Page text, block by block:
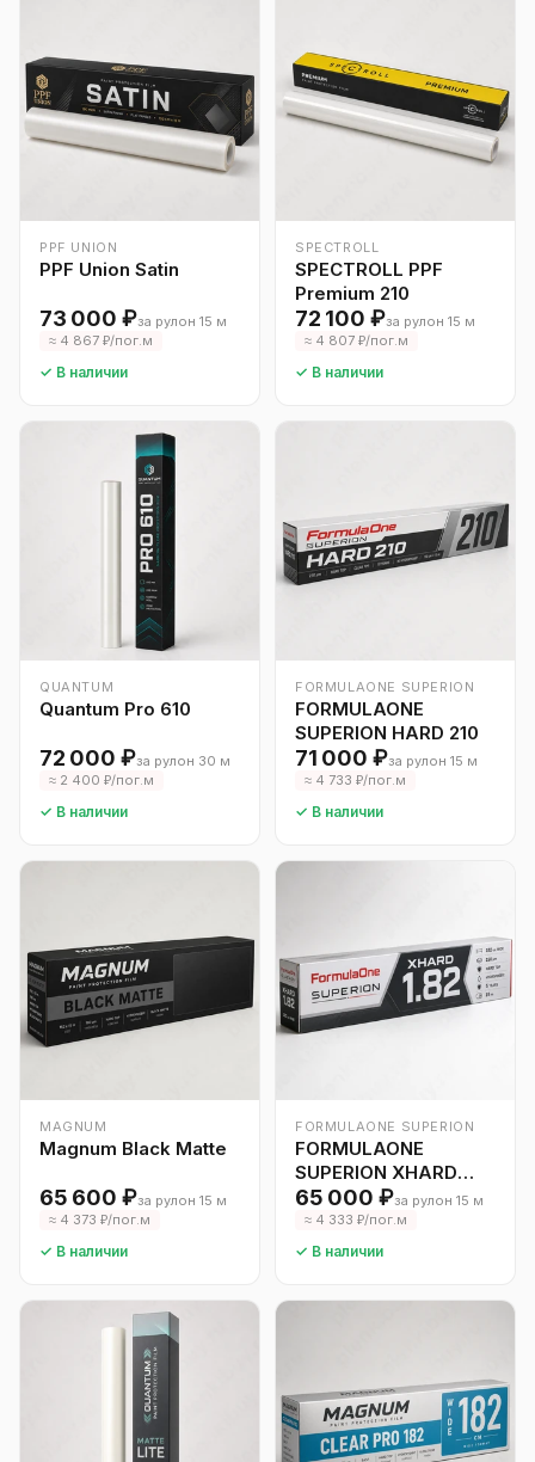
PPF UNION
PPF Union Satin
73 000 ₽за рулон 15 м
≈ 4 867 ₽/пог.м
✓ В наличии
SPECTROLL
SPECTROLL PPF
Premium 210
72 100 ₽за рулон 15 м
≈ 4 807 ₽/пог.м
✓ В наличии
QUANTUM
Quantum Pro 610
72 000 ₽за рулон 30 м
≈ 2 400 ₽/пог.м
✓ В наличии
FORMULAONE SUPERION
FORMULAONE
SUPERION HARD 210
71 000 ₽за рулон 15 м
≈ 4 733 ₽/пог.м
✓ В наличии
MAGNUM
Magnum Black Matte
65 600 ₽за рулон 15 м
≈ 4 373 ₽/пог.м
✓ В наличии
FORMULAONE SUPERION
FORMULAONE
SUPERION XHARD
1.82
65 000 ₽за рулон 15 м
≈ 4 333 ₽/пог.м
✓ В наличии